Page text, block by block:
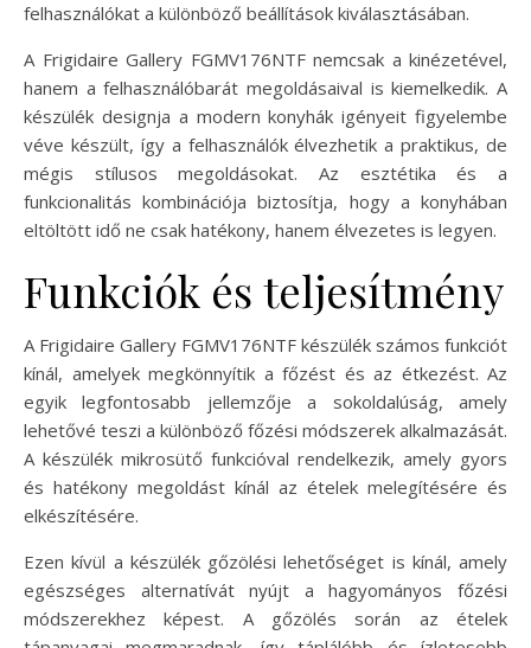
felhasználókat a különböző beállítások kiválasztásában.
A Frigidaire Gallery FGMV176NTF nemcsak a kinézetével,
hanem a felhasználóbarát megoldásaival is kiemelkedik. A
készülék designja a modern konyhák igényeit figyelembe
véve készült, így a felhasználók élvezhetik a praktikus, de
mégis stílusos megoldásokat. Az esztétika és a
funkcionalitás kombinációja biztosítja, hogy a konyhában
eltöltött idő ne csak hatékony, hanem élvezetes is legyen.
Funkciók és teljesítmény
A Frigidaire Gallery FGMV176NTF készülék számos funkciót
kínál, amelyek megkönnyítik a főzést és az étkezést. Az
egyik legfontosabb jellemzője a sokoldalúság, amely
lehetővé teszi a különböző főzési módszerek alkalmazását.
A készülék mikrosütő funkcióval rendelkezik, amely gyors
és hatékony megoldást kínál az ételek melegítésére és
elkészítésére.
Ezen kívül a készülék gőzölési lehetőséget is kínál, amely
egészséges alternatívát nyújt a hagyományos főzési
módszerekhez képest. A gőzölés során az ételek